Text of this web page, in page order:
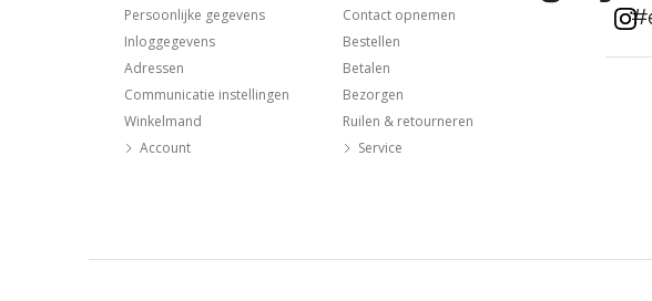
Persoonlijke gegevens
Inloggegevens
Adressen
Communicatie instellingen
Winkelmand
Account
Contact opnemen
Bestellen
Betalen
Bezorgen
Ruilen & retourneren
Service